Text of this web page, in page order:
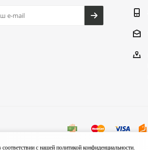
с нашей политикой конфиденциальности.